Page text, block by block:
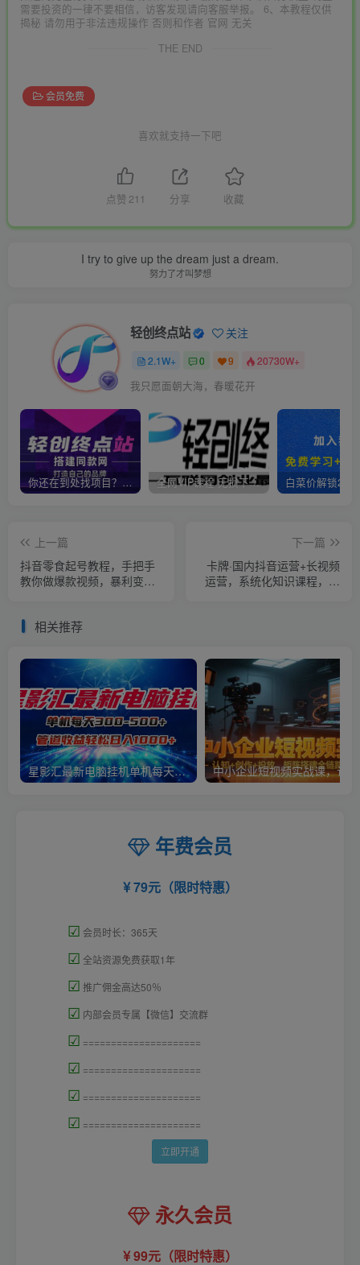
需要投资的一律不要相信，访客发现请向客服举报。 6、本教程仅供
揭秘 请勿用于非法违规操作 否则和作者 官网 无关
THE END
会员免费
喜欢就支持一下吧
点赞 211 分享 收藏
I try to give up the dream just a dream.
努力了才叫梦想
轻创终点站 关注
2.1W+ 0 9 20730W+
我只愿面朝大海，春暖花开
你还在到处找项目？还在当韭菜？我靠卖项目一个月收入5万+，曾经我也是个失败者。 全网VIP课程 无损下载~
上一篇
抖音零食起号教程，手把手
教你做爆款视频，暴利变现
下一篇
卡牌·国内抖音运营+长视频
运营，系统化知识课程，是
相关推荐
星影汇最新电脑挂机单机每天300+团队管道收益轻松日入1000+
年费会员
79元（限时特惠）
☑ 会员时长：365天
☑ 全站资源免费获取1年
☑ 推广佣金高达50％
☑ 内部会员专属【微信】交流群
☑ =====================
☑ =====================
☑ =====================
☑ =====================
立即开通
永久会员
99元（限时特惠）